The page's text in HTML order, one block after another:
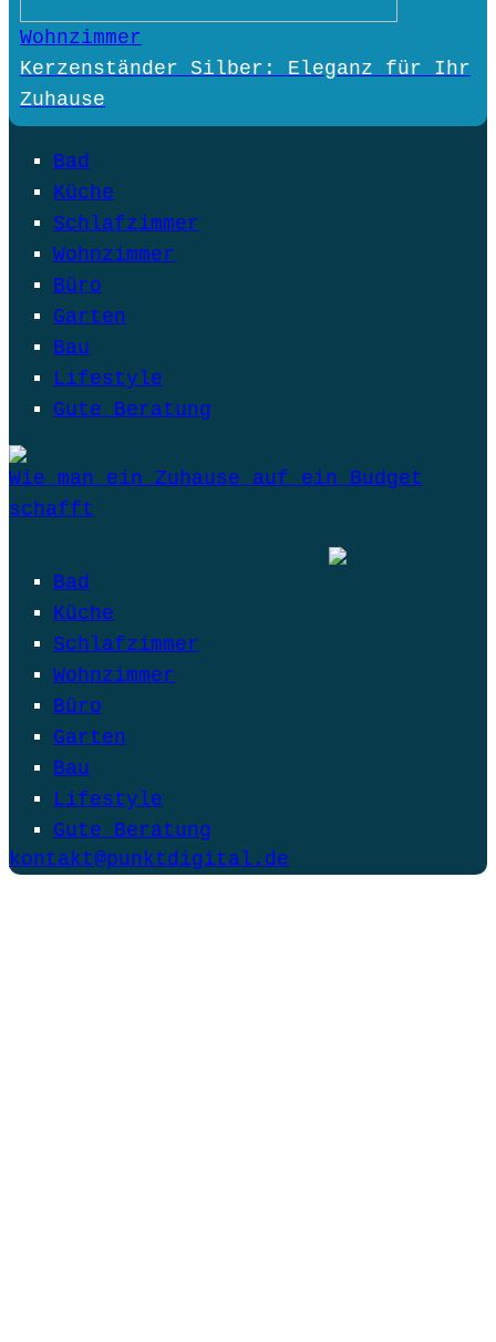
Wohnzimmer
Kerzenständer Silber: Eleganz für Ihr
Zuhause
Bad
Küche
Schlafzimmer
Wohnzimmer
Büro
Garten
Bau
Lifestyle
Gute Beratung
Wie man ein Zuhause auf ein Budget
schafft
Bad
Küche
Schlafzimmer
Wohnzimmer
Büro
Garten
Bau
Lifestyle
Gute Beratung
kontakt@punktdigital.de